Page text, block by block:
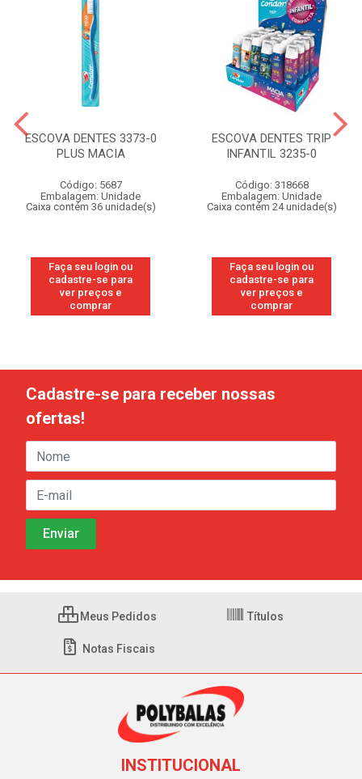
ESCOVA DENTES 3373-0
PLUS MACIA
Código: 5687
Embalagem: Unidade
Caixa contém 36 unidade(s)
Faça seu login ou
cadastre-se para
ver preços e
comprar
ESCOVA DENTES TRIP
INFANTIL 3235-0
Código: 318668
Embalagem: Unidade
Caixa contém 24 unidade(s)
Faça seu login ou
cadastre-se para
ver preços e
comprar
Cadastre-se para receber nossas
ofertas!
Meus Pedidos Títulos
Notas Fiscais
INSTITUCIONAL